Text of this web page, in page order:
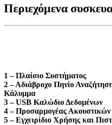
Περιεχόμενα
1 – Πλαίσιο Συστήματος
2 – Αδιάβροχο Πηνίο
Κάλυμμα
3 – USB Καλώδιο Δεδομένων
4 – Προσαρμογέας Ακουστικών
5 – Εγχειρίδιο Χρήσης και